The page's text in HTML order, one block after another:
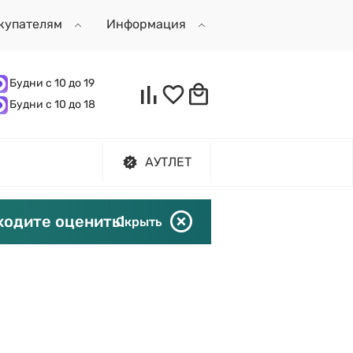
Информация
Будни с 10 до 19
Будни с 10 до 18
АУТЛЕТ
оценить!Скрыть